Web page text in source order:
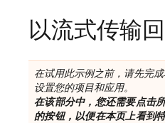
以流式传输
在试用此示例之前，请先完
设置您的项目和应用。
在该部分中，您还需要点击
的按钮，以便在本页上看到